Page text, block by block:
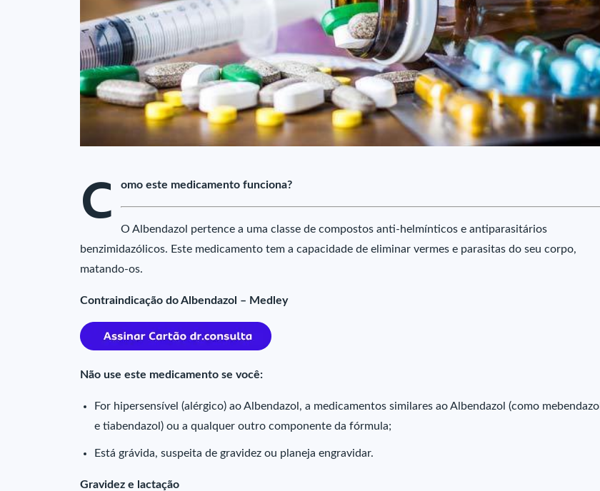
C omo este medicamento funciona?
O Albendazol pertence a uma classe de compostos anti-helmínticos e antiparasitários
benzimidazólicos. Este medicamento tem a capacidade de eliminar vermes e parasitas do seu corpo,
matando-os.
Contraindicação do Albendazol – Medley
Não use este medicamento se você:
For hipersensível (alérgico) ao Albendazol, a medicamentos similares ao Albendazol (como mebendazol
e tiabendazol) ou a qualquer outro componente da fórmula;
Está grávida, suspeita de gravidez ou planeja engravidar.
Gravidez e lactação